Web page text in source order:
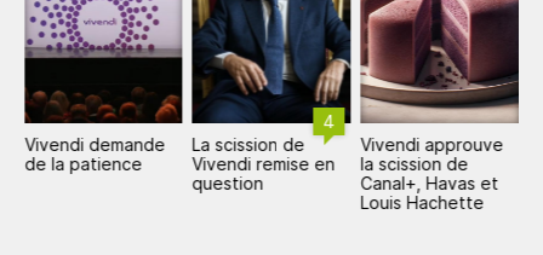
Vivendi demande
de la patience
4
La scission de
Vivendi remise en
question
Vivendi approuve
la scission de
Canal+, Havas et
Louis Hachette